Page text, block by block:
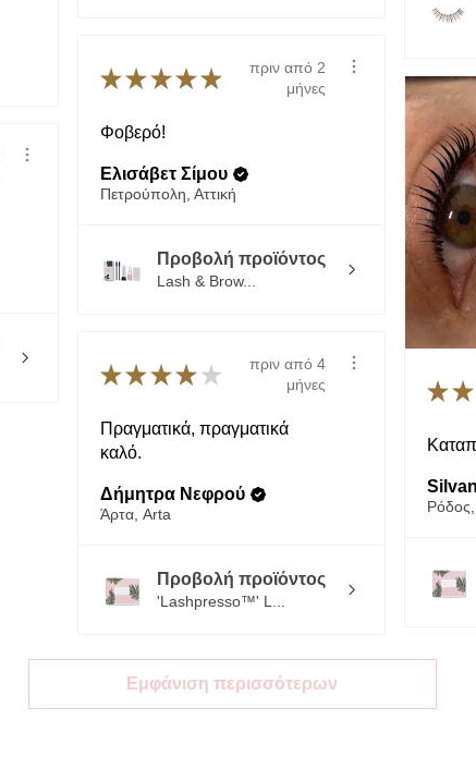
★★★★★
πριν από 2
μήνες
Φοβερό!
Ελισάβετ Σίμου
Πετρούπολη, Αττική
Προβολή προϊόντος
Lash & Brow...
★★
Ρόδος,
★★★★ ★
πριν από 4
μήνες
Πραγματικά, πραγματικά
καλό.
Δήμητρα Νεφρού
Άρτα, Arta
Προβολή προϊόντος
'Lashpresso™' L...
Εμφάνιση περισσότερων